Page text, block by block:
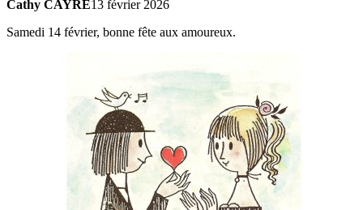
Cathy CAYRE13 février 2026
Samedi 14 février, bonne fête aux amoureux.